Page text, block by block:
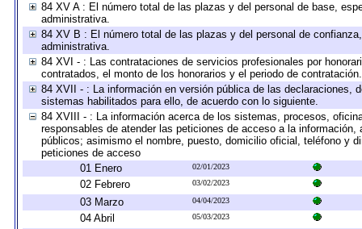
84 XV A : El número total de las plazas y del personal de base,
administrativa.
84 XV B : El número total de las plazas y del personal de
administrativa.
84 XVI - : Las contrataciones de servicios profesionales por
contratados, el monto de los honorarios y el periodo de contratación.
84 XVII - : La información en versión pública de las
sistemas habilitados para ello, de acuerdo con lo siguiente.
84 XVIII - : La información acerca de los sistemas, procesos,
responsables de atender las peticiones de acceso a la
públicos; asimismo el nombre, puesto, domicilio oficial, teléfono y
peticiones de acceso
01 Enero
02/01/2023
02 Febrero 03/02/2023
03 Marzo 04/04/2023
04 Abril 05/03/2023